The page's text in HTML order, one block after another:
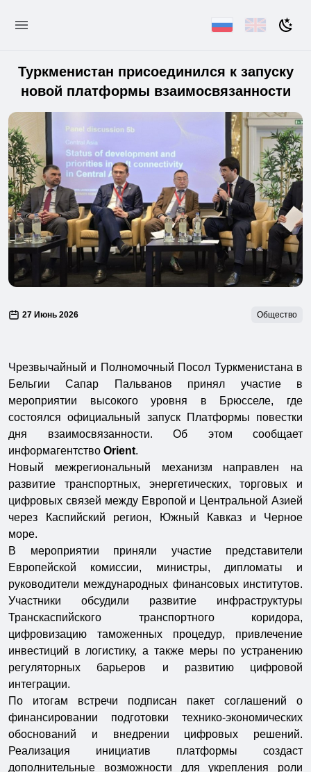
Туркменистан присоединился к запуску
новой платформы взаимосвязанности
27 Июнь 2026 Общество
Чрезвычайный и Полномочный Посол Туркменистана в
Бельгии Сапар Пальванов принял участие в
мероприятии высокого уровня в Брюсселе, где
состоялся официальный запуск Платформы повестки
дня взаимосвязанности. Об этом сообщает
информагентство Orient.
Новый межрегиональный механизм направлен на
развитие транспортных, энергетических, торговых и
цифровых связей между Европой и Центральной Азией
через Каспийский регион, Южный Кавказ и Черное
море.
В мероприятии приняли участие представители
Европейской комиссии, министры, дипломаты и
руководители международных финансовых институтов.
Участники обсудили развитие инфраструктуры
Транскаспийского транспортного коридора,
цифровизацию таможенных процедур, привлечение
инвестиций в логистику, а также меры по устранению
регуляторных барьеров и развитию цифровой
интеграции.
По итогам встречи подписан пакет соглашений о
финансировании подготовки технико-экономических
обоснований и внедрении цифровых решений.
Реализация инициатив платформы создаст
дополнительные возможности для укрепления роли